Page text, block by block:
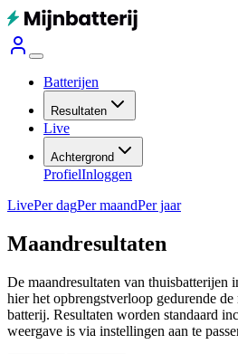
Batterijen
Resultaten
Live
Achtergrond
ProfielInloggen
LivePer dagPer maandPer jaar
Maandresultaten
De maandresultaten van
hier het opbrengstverloop gedurende
batterij. Resultaten worden standaard
weergave is via instellingen aan te